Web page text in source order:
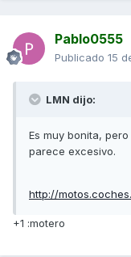
Pablo0555
Publicado 15
LMN dijo:
Es muy bonita,
parece excesivo.
http://
+1 :motero